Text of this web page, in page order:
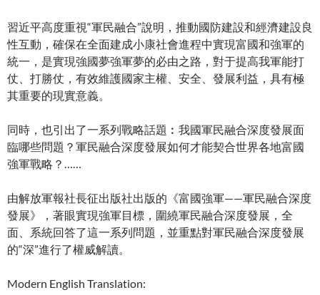
習近平高度重視“軍民融合”說明，推動國防建設和經濟建設良
性互動，確保在全面建成小康社會進程中實現富國和強軍的
統一，是實現強國夢強軍夢的必由之路，對于提高我軍能打
仗、打勝仗，有效維護國家主權、安全、發展利益，具有極
其重要的現實意義。
同時，也引出了一系列戰略話題︰我國軍民融合深度發展面
臨哪些問題？軍民融合深度發展如何才能契合世界各地富國
強軍戰略？……
由解放軍報社長征出版社出版的《富國強軍——軍民融合深度
發展》，著眼實現強軍目標，圍繞軍民融合深度發展，全
面、系統回答了這一系列問題，並重點對軍民融合深度發展
的“深”進行了權威解讀。
Modern English Translation: